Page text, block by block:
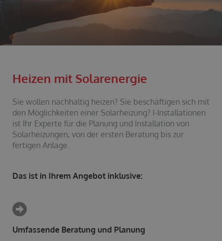
Heizen mit Solarenergie
Sie wollen nachhaltig heizen? Sie beschäftigen sich mit
den Möglichkeiten einer Solarheizung? I-Installationen
ist Ihr Experte für die Planung und Installation von
Solarheizungen, von der ersten Beratung bis zur
fertigen Anlage.
Das ist in Ihrem Angebot inklusive:
Umfassende Beratung und Planung